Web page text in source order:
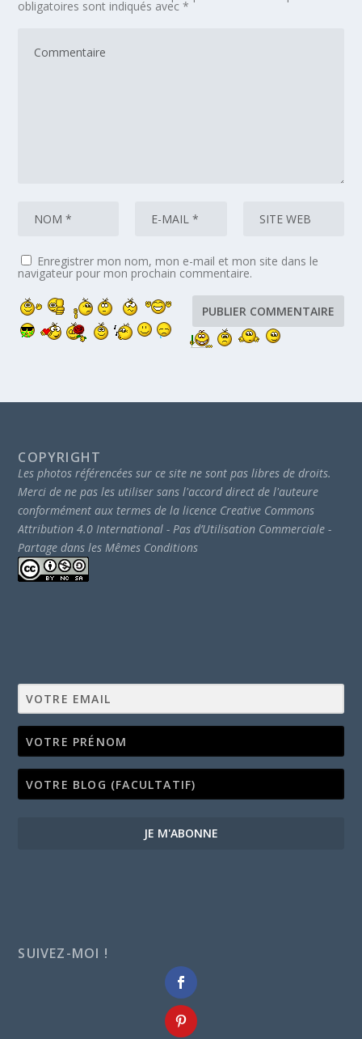
obligatoires sont indiqués avec*
Enregistrer mon nom, mon e-mail et mon site dans le
navigateur pour mon prochain commentaire.
COPYRIGHT
Les photos référencées sur ce site ne sont pas libres de droits.
Merci de ne pas les utiliser sans l'accord direct de l'auteure
conformément aux termes de la licence Creative Commons
Attribution 4.0 International - Pas d’Utilisation Commerciale -
Partage dans les Mêmes Conditions
JE M'ABONNE
SUIVEZ-MOI !